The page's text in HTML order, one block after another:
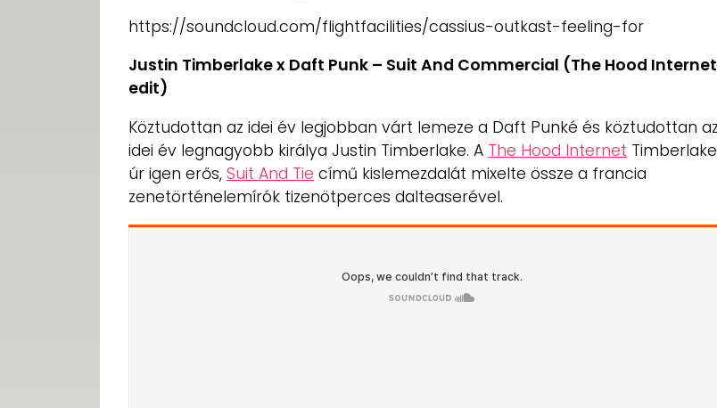
https://soundcloud.com/flightfacilities/cassius-outkast-feeling-for
Justin Timberlake x Daft Punk – Suit And Commercial (The Hood Internet
edit)
Köztudottan az idei év legjobban várt lemeze a Daft Punké és köztudottan az
idei év legnagyobb királya Justin Timberlake. A The Hood Internet Timberlake
úr igen erős, Suit And Tie című kislemezdalát mixelte össze a francia
zenetörténelemírók tizenötperces dalteaserével.